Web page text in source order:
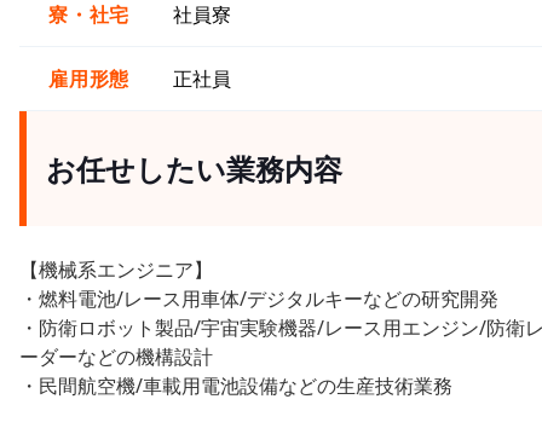
寮・社宅 社員寮
雇用形態 正社員
お任せしたい業務内容
【機械系エンジニア】
・燃料電池/レース用車体/デジタルキーなどの研究開発
・防衛ロボット製品/宇宙実験機器/レース用エンジン/防衛
ーダーなどの機構設計
・民間航空機/車載用電池設備などの生産技術業務